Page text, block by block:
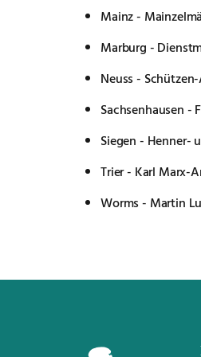
Mainz -
Marburg -
Neuss -
Sachsenhausen -
Siegen - Henner-
Trier - Karl Marx-
Worms - Martin